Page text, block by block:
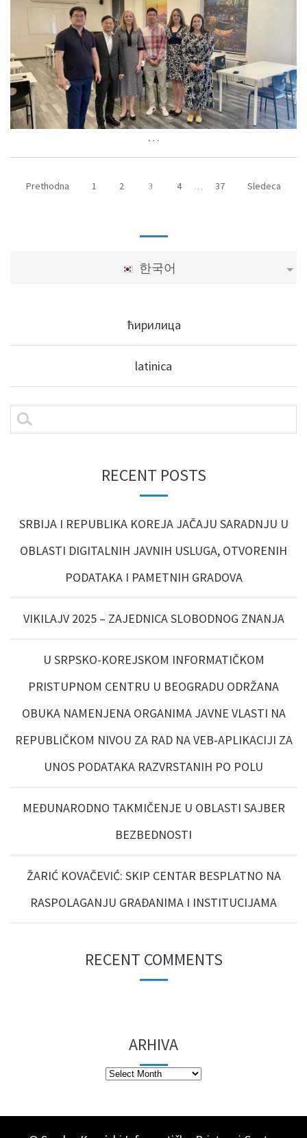
…
Prethodna 1 2 3 4 … 37 Sledeca
한국어
ћирилица
latinica
RECENT POSTS
SRBIJA I REPUBLIKA KOREJA JAČAJU SARADNJU U
OBLASTI DIGITALNIH JAVNIH USLUGA, OTVORENIH
PODATAKA I PAMETNIH GRADOVA
VIKILAJV 2025 – ZAJEDNICA SLOBODNOG ZNANJA
U SRPSKO-KOREJSKOM INFORMATIČKOM
PRISTUPNOM CENTRU U BEOGRADU ODRŽANA
OBUKA NAMENJENA ORGANIMA JAVNE VLASTI NA
REPUBLIČKOM NIVOU ZA RAD NA VEB-APLIKACIJI ZA
UNOS PODATAKA RAZVRSTANIH PO POLU
MEĐUNARODNO TAKMIČENJE U OBLASTI SAJBER
BEZBEDNOSTI
ŽARIĆ KOVAČEVIĆ: SKIP CENTAR BESPLATNO NA
RASPOLAGANJU GRAĐANIMA I INSTITUCIJAMA
RECENT COMMENTS
ARHIVA